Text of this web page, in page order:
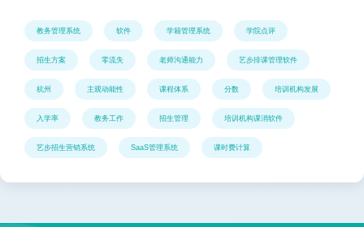
教务管理系统 软件 学籍管理系统 学院点评
招生方案 零流失 老师沟通能力 艺步排课管理软件
杭州 主观动能性 课程体系 分数 培训机构发展
入学率 教务工作 招生管理 培训机构课消软件
艺步招生营销系统 SaaS管理系统 课时费计算